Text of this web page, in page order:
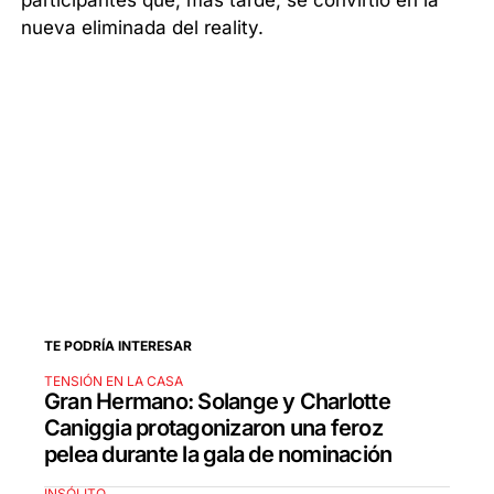
nueva eliminada del reality.
TE PODRÍA INTERESAR
TENSIÓN EN LA CASA
Gran Hermano: Solange y Charlotte
Caniggia protagonizaron una feroz
pelea durante la gala de nominación